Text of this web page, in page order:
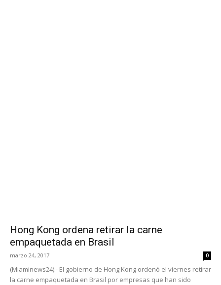
Hong Kong ordena retirar la carne
empaquetada en Brasil
marzo 24, 2017 0
(Miaminews24).- El gobierno de Hong Kong ordenó el viernes retirar
la carne empaquetada en Brasil por empresas que han sido